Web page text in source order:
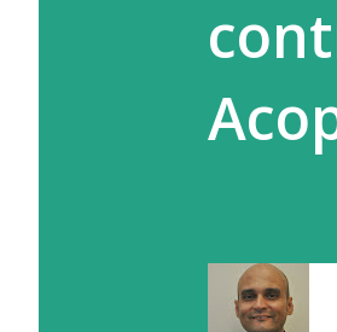
publicado